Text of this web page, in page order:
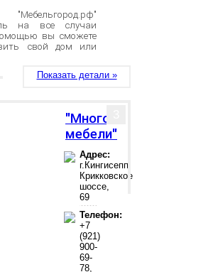
"Мебельгород.рф"
на все случаи
вы сможете
свой дом или
Показать детали »
"Много
мебели"
Адрес:
г.Кингисепп,
Крикковское
шоссе,
69
Телефон:
+7
(921)
900-
69-
78,